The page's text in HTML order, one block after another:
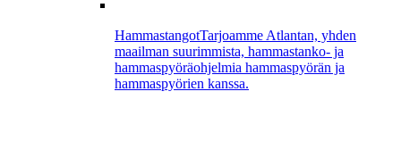
HammastangotTarjoamme Atlantan, yhden
maailman suurimmista, hammastanko- ja
hammaspyöräohjelmia hammaspyörän ja
hammaspyörien kanssa.